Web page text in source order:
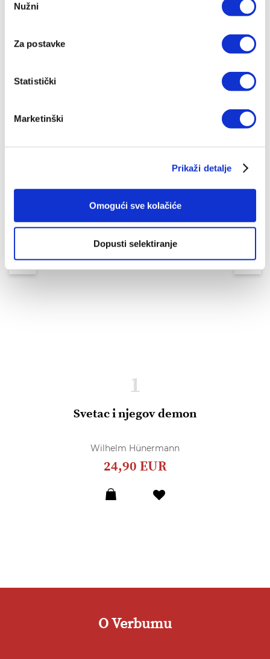
pristanka
Nužni
Za postavke
Statistički
Marketinški
Prikaži detalje
Omogući sve kolačiće
Dopusti selektiranje
IZDANJA NAKLADE VERBUM
1
Svetac i njegov demon
Wilhelm Hünermann
24,90 EUR
O Verbumu